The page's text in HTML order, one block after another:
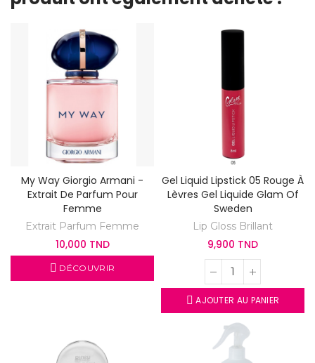
My Way Giorgio Armani -
Extrait De Parfum Pour
Femme
Extrait Parfum Femme
10,000 TND
DÉCOUVRIR
Gel Liquid Lipstick 05 Rouge À
Lèvres Gel Liquide Glam Of
Sweden
Lip Gloss Brillant
9,900 TND
AJOUTER AU PANIER